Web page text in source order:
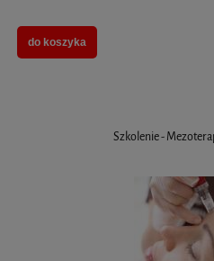
do koszyka
Szkolenie -